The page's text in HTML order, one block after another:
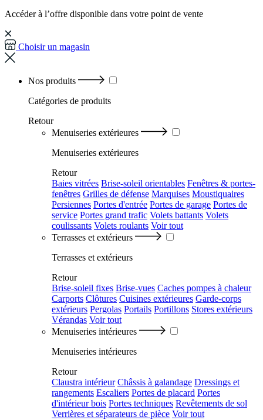
Accéder à l’offre disponible dans votre point de vente
Choisir un magasin
Nos produits
Catégories de produits
Retour
Menuiseries extérieures
Menuiseries extérieures
Retour
Baies vitrées Brise-soleil orientables Fenêtres & portes-
fenêtres Grilles de défense Marquises Moustiquaires
Persiennes Portes d'entrée Portes de garage Portes de
service Portes grand trafic Volets battants Volets
coulissants Volets roulants Voir tout
Terrasses et extérieurs
Terrasses et extérieurs
Retour
Brise-soleil fixes Brise-vues Caches pompes à chaleur
Carports Clôtures Cuisines extérieures Garde-corps
extérieurs Pergolas Portails Portillons Stores extérieurs
Vérandas Voir tout
Menuiseries intérieures
Menuiseries intérieures
Retour
Claustra intérieur Châssis à galandage Dressings et
rangements Escaliers Portes de placard Portes
d'intérieur bois Portes techniques Revêtements de sol
Verrières et séparateurs de pièce Voir tout